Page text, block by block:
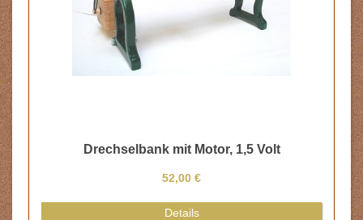
Drechselbank mit Motor, 1,5 Volt
52,00 €
Details